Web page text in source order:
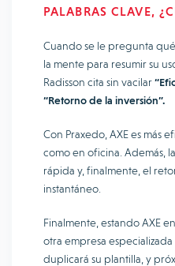
PALABRAS CLAVE,
Cuando se le pregunta
la mente para resumir su
Radisson cita sin vacilar
“Retorno de la inversión”.
Con Praxedo, AXE es más
como en oficina. Además,
rápida y, finalmente, el
instantáneo.
Finalmente, estando AXE
otra empresa
duplicará su plantilla, y